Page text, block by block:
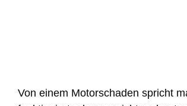
Von einem Motorschaden spricht